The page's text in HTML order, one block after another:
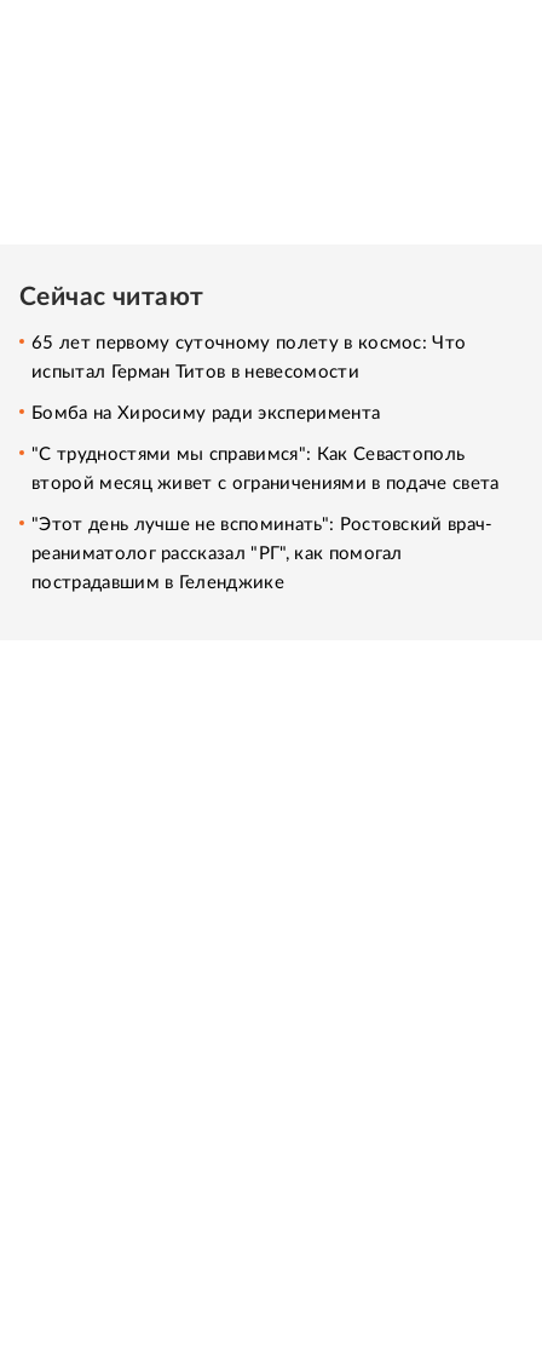
Сейчас читают
65 лет первому суточному полету в космос: Что
испытал Герман Титов в невесомости
Бомба на Хиросиму ради эксперимента
"С трудностями мы справимся": Как Севастополь
второй месяц живет с ограничениями в подаче света
"Этот день лучше не вспоминать": Ростовский врач-
реаниматолог рассказал "РГ", как помогал
пострадавшим в Геленджике